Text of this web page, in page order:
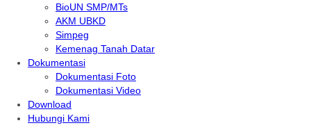
BioUN SMP/MTs
AKM UBKD
Simpeg
Kemenag Tanah Datar
Dokumentasi
Dokumentasi Foto
Dokumentasi Video
Download
Hubungi Kami